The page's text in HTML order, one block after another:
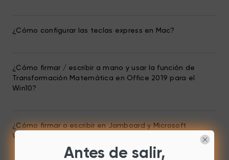
¿Cómo configurar las teclas express en Mac?
¿Cómo firmar / escribir a mano y usar la función de
Transformación Matemática en Office 2019 para el
Win10?
¿Cómo firmar o escribir en Jamboard y Microsoft
Whiteboard para Windows / Mac?
Antes de salir,